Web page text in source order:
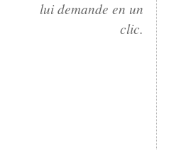
lui demande en un
clic.